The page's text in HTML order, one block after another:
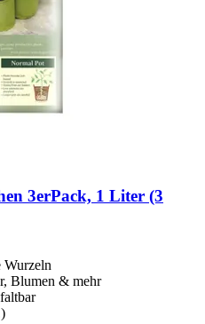
3erPack, 1 Liter (3
Wurzeln
Blumen & mehr